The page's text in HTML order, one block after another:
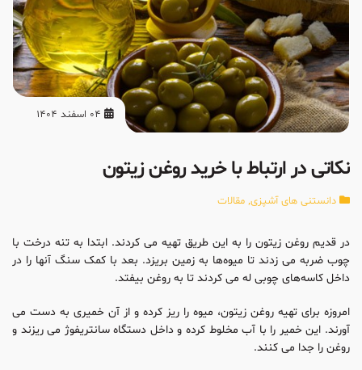
نکاتی در ارتباط با خرید روغن زیتون
دانستنی های آشپزی, مقالات
در قدیم روغن زیتون را به این طریق تهیه می ‌کردند. ابتدا به تنه درخت با
چوب ضربه می ‌زدند تا میوه‌ها به زمین بریزد. بعد با کمک سنگ آنها را در
داخل کاسه‌های چوبی له می ‌کردند تا به روغن بیفتد.
امروزه برای تهیه روغن زیتون، میوه را ریز کرده و از آن خمیری به دست می
‌آورند. این خمیر را با آب مخلوط کرده و داخل دستگاه سانتریفوژ می ‌ریزند و
روغن را جدا می‌ کنند.